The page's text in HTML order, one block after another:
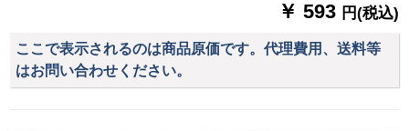
￥ 593 円(税込)
ここで表示されるのは商品原価です。代理費用、送料等
はお問い合わせください。